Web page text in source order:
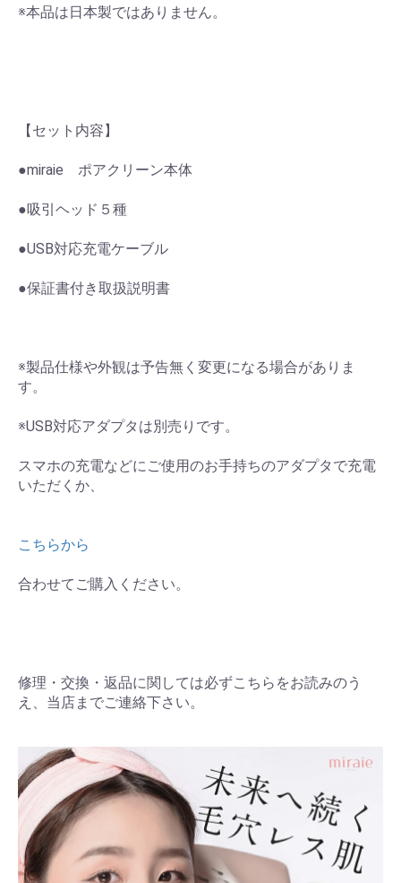
※本品は日本製ではありません。
【セット内容】
●miraie ポアクリーン本体
●吸引ヘッド５種
●USB対応充電ケーブル
●保証書付き取扱説明書
※製品仕様や外観は予告無く変更になる場合がありま
す。
※USB対応アダプタは別売りです。
スマホの充電などにご使用のお手持ちのアダプタで充電
いただくか、
こちらから
合わせてご購入ください。
修理・交換・返品に関しては必ずこちらをお読みのう
え、当店までご連絡下さい。